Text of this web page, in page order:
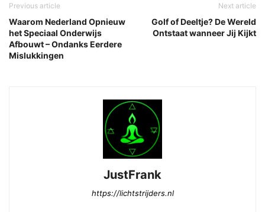
Previous article
Waarom Nederland Opnieuw
het Speciaal Onderwijs
Afbouwt – Ondanks Eerdere
Mislukkingen
Next article
Golf of Deeltje? De Wereld
Ontstaat wanneer Jij Kijkt
JustFrank
https://lichtstrijders.nl